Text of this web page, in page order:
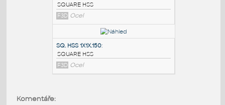
SQ. HSS 1X1X.110:
SQUARE HSS
F3D Ocel
Komentáře: